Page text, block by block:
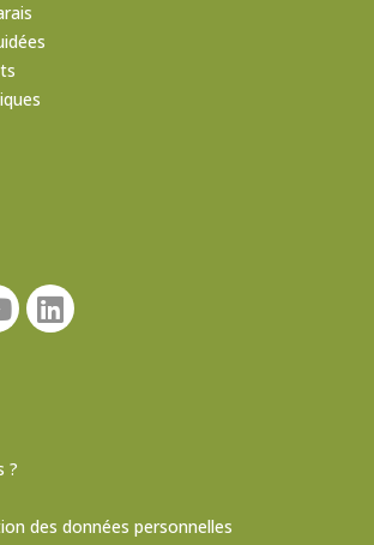
?
des données personnelles